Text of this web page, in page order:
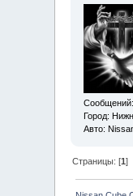
Город:
Авто:
Страницы: [1